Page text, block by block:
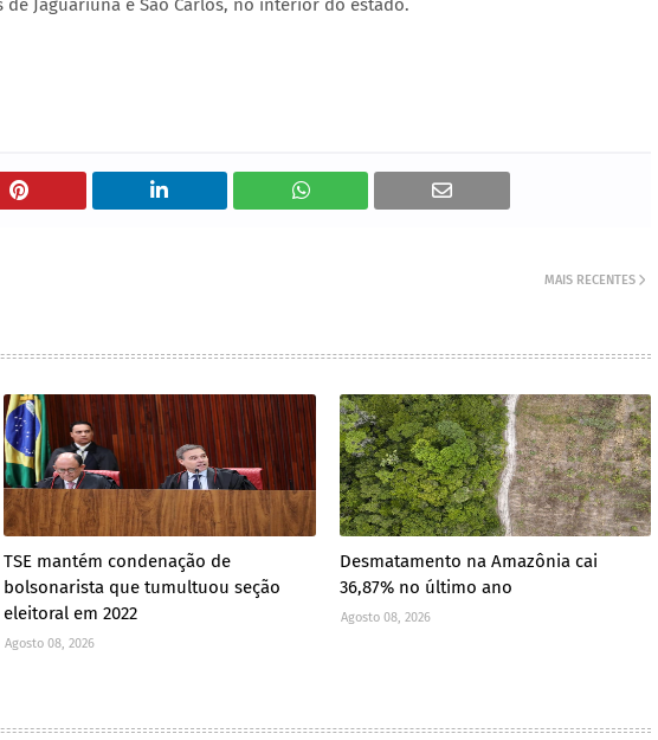
MAIS RECENTES
TSE mantém condenação de
bolsonarista que tumultuou seção
eleitoral em 2022
Agosto 08, 2026
Desmatamento na Amazônia cai
36,87% no último ano
Agosto 08, 2026